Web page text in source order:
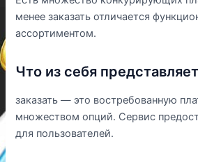
менее заказать отличается
ассортиментом.
Что из себя
заказать — это востребованную
множеством опций. Сервис
для пользователей.